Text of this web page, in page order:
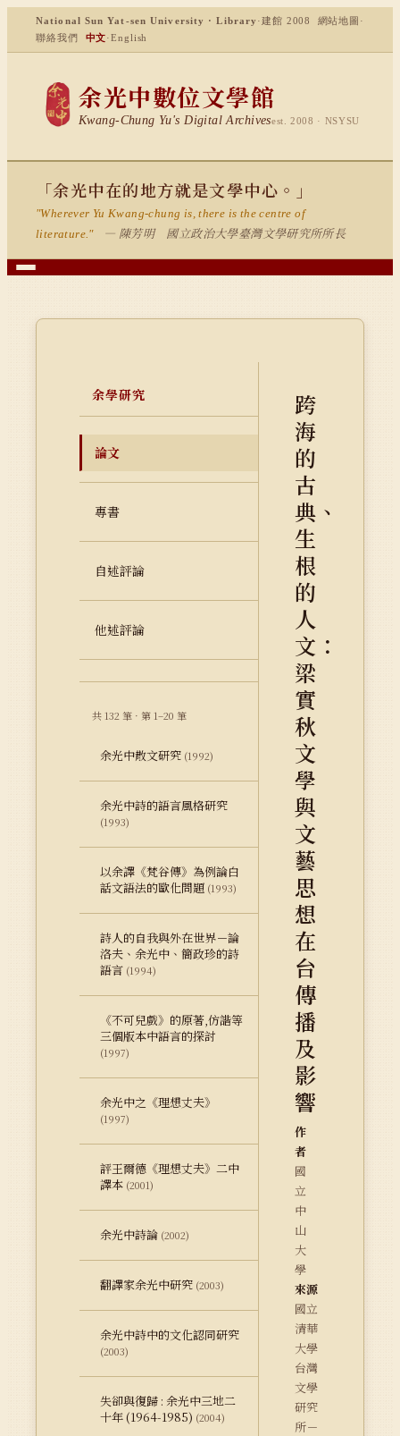
National Sun Yat-sen University · Library ·建館 2008 網站地圖 ·
聯絡我們
中文·English
余光中數位文學館
Kwang-Chung Yu's Digital Archivesest. 2008 · NSYSU
「余光中在的地方就是文學中心。」
"Wherever Yu Kwang-chung is, there is the centre of
literature."
— 陳芳明 國立政治大學臺灣文學研究所所長
余學研究
論文
專書
自述評論
他述評論
共 132 筆 · 第 1–20 筆
余光中散文研究 (1992)
余光中詩的語言風格研究
(1993)
以余譯《梵谷傳》為例論白
話文語法的歐化問題 (1993)
詩人的自我與外在世界－論
洛夫、余光中、簡政珍的詩
語言 (1994)
《不可兒戲》的原著,仿諧等
三個版本中語言的探討
(1997)
余光中之《理想丈夫》
(1997)
評王爾德《理想丈夫》二中
譯本 (2001)
余光中詩論 (2002)
翻譯家余光中研究 (2003)
余光中詩中的文化認同研究
(2003)
失卻與復歸 : 余光中三地二
十年 (1964-1985) (2004)
跨
海
的
古
典、
生
根
的
人
文：
梁
實
秋
文
學
與
文
藝
思
想
在
台
傳
播
及
影
響
作
者
國
立
中
山
大
學
來源
國立
清華
大學
台灣
文學
研究
所－